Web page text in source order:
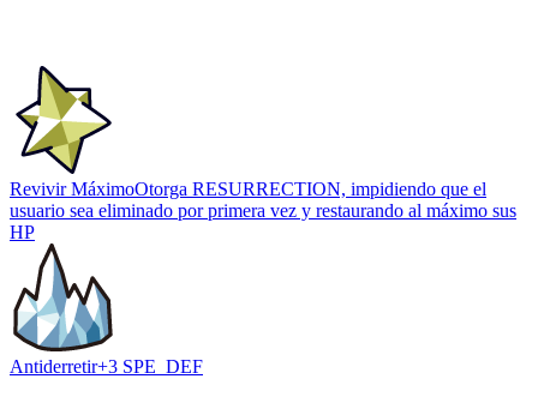
Revivir MáximoOtorga RESURRECTION, impidiendo que el
usuario sea eliminado por primera vez y restaurando al máximo sus
HP
Antiderretir+3 SPE_DEF